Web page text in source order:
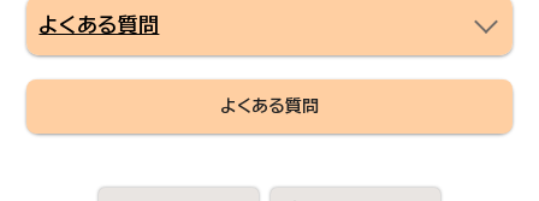
よくある質問
よくある質問